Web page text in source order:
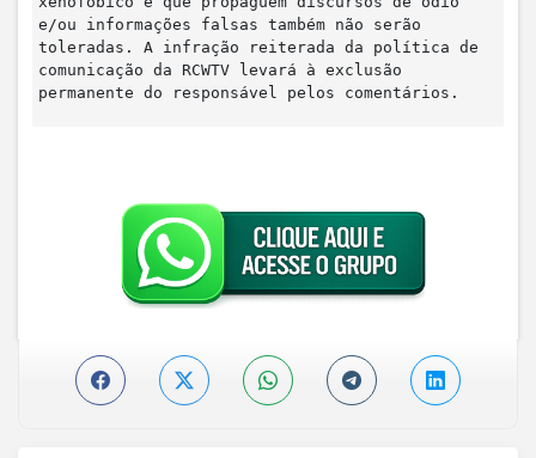
e/ou informações falsas também não serão
toleradas. A infração reiterada da política de
comunicação da RCWTV levará à exclusão
permanente do responsável pelos comentários.